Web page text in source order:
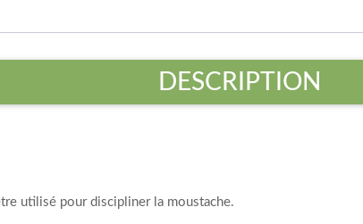
DESCRIPTION
utilisé pour discipliner la moustache.